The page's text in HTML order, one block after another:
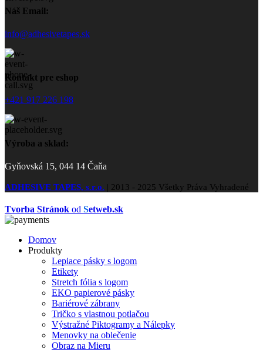
Náš Email:
info@adhesivetapes.sk
Kontakt pre eshop
+421 917 226 198
Výroba a sklad:
Gyňovská 15, 044 14 Čaňa
ADHESIVE TAPES, s.r.o. | 2013 - 2025 Všetky Práva Vyhradené
Tvorba Stránok od Setweb.sk
Domov
Produkty
Lepiace pásky s logom
Etikety
Stretch fólia s logom
EKO papierové pásky
Bariérové zábrany
Tričko s vlastnou potlačou
Výstražné Piktogramy a Nálepky
Menovky na oblečenie
Obraz na Mieru